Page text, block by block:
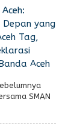
Depan yang
Tag,
Aceh
SMAN